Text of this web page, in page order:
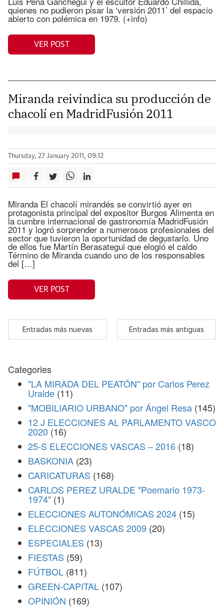
quienes no pudieron pisar la ‘versión 2011’ del espacio
abierto con polémica en 1979. (+info)
VER POST
Miranda reivindica su producción de
chacolí en MadridFusión 2011
Thursday, 27 January 2011, 09:12
Miranda El chacolí mirandés se convirtió ayer en
protagonista principal del expositor Burgos Alimenta en
la cumbre internacional de gastronomía MadridFusión
2011 y logró sorprender a numerosos profesionales del
sector que tuvieron la oportunidad de degustarlo. Uno
de ellos fue Martín Berasategui que elogió el caldo
Término de Miranda cuando uno de los responsables
del […]
VER POST
Entradas más nuevas Entradas más antiguas
Categories
"LA MIRADA DEL PEATÓN" por Carlos Perez
Uralde (11)
"MOBILIARIO URBANO" por Ángel Resa (145)
12 J ELECCIONES AL PARLAMENTO VASCO
2020 (16)
25-S ELECCIONES VASCAS – 2016 (18)
BASKONIA (23)
CARICATURAS (168)
CARLOS PEREZ URALDE "Poemario 1973-
1974" (1)
ELECCIONES AUTONÓMICAS 2024 (15)
ELECCIONES VASCAS 2009 (20)
ESPECIALES (13)
FIESTAS (59)
FÚTBOL (811)
GREEN-CAPITAL (107)
OPINIÓN (169)